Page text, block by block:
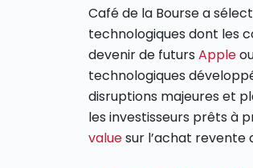
Café de la Bourse a
technologiques dont les
devenir de futursApple
technologiques
disruptions majeures et
les investisseurs prêts à
valuesur l’achat revente